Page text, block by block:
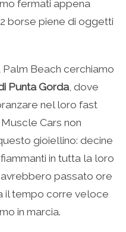
fermati appena
borse piene di oggetti
Beach cerchiamo
Punta Gorda, dove
nel loro fast
Cars non
gioiellino: decine
in tutta la loro
passato ore
il tempo corre veloce
in marcia.